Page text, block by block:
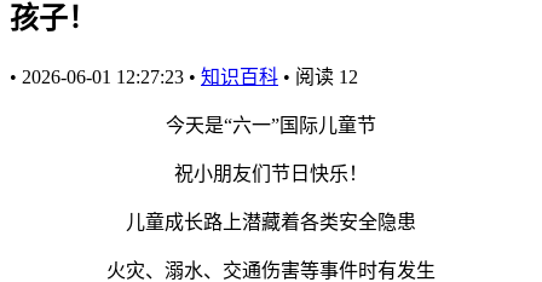
孩子！
• 2026-06-01 12:27:23 • 知识百科 • 阅读 12
今天是“六一”国际儿童节
祝小朋友们节日快乐！
儿童成长路上潜藏着各类安全隐患
火灾、溺水、交通伤害等事件时有发生